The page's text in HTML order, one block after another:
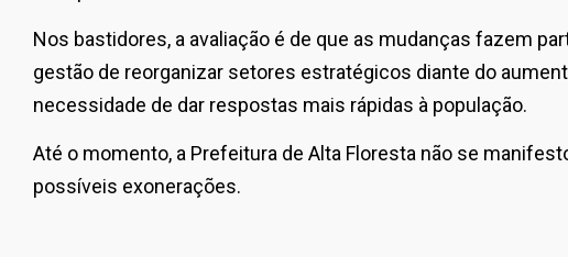
Nos bastidores, a avaliação é de que as mudanças fazem
gestão de reorganizar setores estratégicos diante do
necessidade de dar respostas mais rápidas à população.
Até o momento, a Prefeitura de Alta Floresta não se
possíveis exonerações.